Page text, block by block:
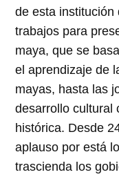
de esta institución
trabajos para
maya, que se
el aprendizaje de
mayas, hasta las
desarrollo cultural
histórica. Desde
aplauso por está
trascienda los